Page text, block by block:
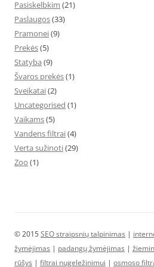
Pasiskelbkim (21)
Paslaugos(33)
Pramonei(9)
Prekės(5)
Statyba (9)
Švaros prekės(1)
Sveikatai(2)
Uncategorised (1)
Vaikams(5)
Vandens filtrai(4)
Verta sužinoti(29)
Zoo (1)
© 2015SEO straipsnių talpinimas |
žymėjimas | padangų žymėjimas |
rūšys | filtrai nugeležinimui | osmoso